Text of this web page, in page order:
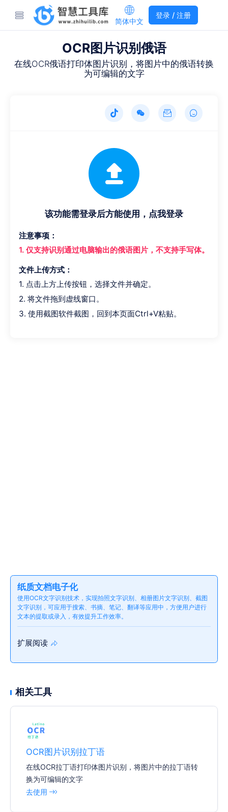
简体中文
登录 / 注册
OCR图片识别俄语
在线OCR俄语打印体图片识别，将图片中的俄语转换
为可编辑的文字
该功能需登录后方能使用，点我登录
注意事项：
1. 仅支持识别通过电脑输出的俄语图片，不支持手写体。
文件上传方式：
1. 点击上方上传按钮，选择文件并确定。
2. 将文件拖到虚线窗口。
3. 使用截图软件截图，回到本页面Ctrl+V粘贴。
纸质文档电子化
使用OCR文字识别技术，实现拍照文字识别、相册图片文字识别、截图
文字识别，可应用于搜索、书摘、笔记、翻译等应用中，方便用户进行
文本的提取或录入，有效提升工作效率。
扩展阅读
相关工具
OCR图片识别拉丁语
在线OCR拉丁语打印体图片识别，将图片中的拉丁语转
换为可编辑的文字
去使用